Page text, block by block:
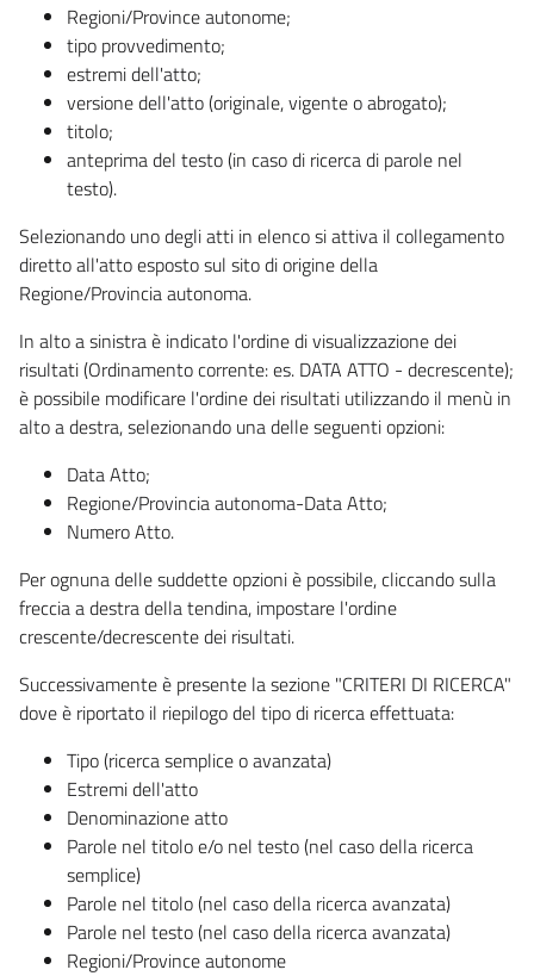
Regioni/Province autonome;
tipo provvedimento;
estremi dell'atto;
versione dell'atto (originale, vigente o abrogato);
titolo;
anteprima del testo (in caso di ricerca di parole nel
testo).
Selezionando uno degli atti in elenco si attiva il collegamento
diretto all'atto esposto sul sito di origine della
Regione/Provincia autonoma.
In alto a sinistra è indicato l'ordine di visualizzazione dei
risultati (Ordinamento corrente: es. DATA ATTO - decrescente);
è possibile modificare l'ordine dei risultati utilizzando il menù in
alto a destra, selezionando una delle seguenti opzioni:
Data Atto;
Regione/Provincia autonoma-Data Atto;
Numero Atto.
Per ognuna delle suddette opzioni è possibile, cliccando sulla
freccia a destra della tendina, impostare l'ordine
crescente/decrescente dei risultati.
Successivamente è presente la sezione "CRITERI DI RICERCA"
dove è riportato il riepilogo del tipo di ricerca effettuata:
Tipo (ricerca semplice o avanzata)
Estremi dell'atto
Denominazione atto
Parole nel titolo e/o nel testo (nel caso della ricerca
semplice)
Parole nel titolo (nel caso della ricerca avanzata)
Parole nel testo (nel caso della ricerca avanzata)
Regioni/Province autonome